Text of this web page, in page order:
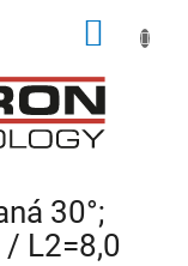
30°;
/ L2=8,0